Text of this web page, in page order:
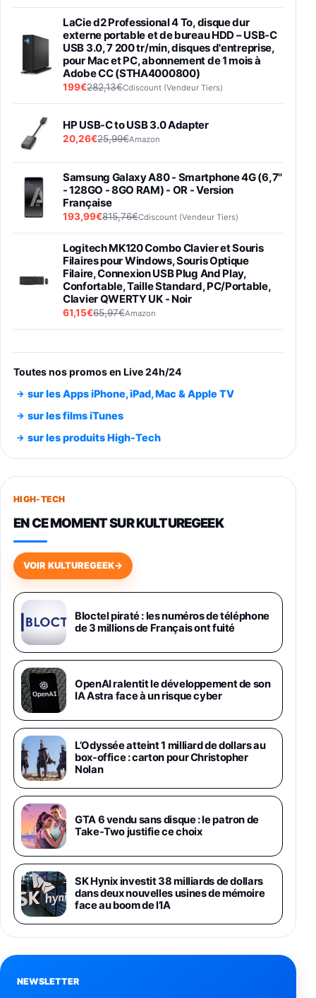
LaCie d2 Professional 4 To, disque dur
externe portable et de bureau HDD – USB-C
USB 3.0, 7 200 tr/min, disques d'entreprise,
pour Mac et PC, abonnement de 1 mois à
Adobe CC (STHA4000800)
199€282,13€Cdiscount (Vendeur Tiers)
HP USB-C to USB 3.0 Adapter
20,26€25,99€Amazon
Samsung Galaxy A80 - Smartphone 4G (6,7''
- 128GO - 8GO RAM) - OR - Version
Française
193,99€815,76€Cdiscount (Vendeur Tiers)
Logitech MK120 Combo Clavier et Souris
Filaires pour Windows, Souris Optique
Filaire, Connexion USB Plug And Play,
Confortable, Taille Standard, PC/Portable,
Clavier QWERTY UK - Noir
61,15€65,97€Amazon
entraénement direct 3 vitesses (33-45-78
trs/min) avec pre-ampli intégré et port USB
Smartphone SAMSUNG Galaxy S26 Ultra
891,99€1199€Fnac (Vendeur Tiers)
Smartphone SAMSUNG Galaxy S26+ Violet
749,99€
648,63€834,71€
Samsung Galaxy Miracle Ultra, Smartphone
Android 5G avec Galaxy AI, 512 Go,
Chargeur Secteur Rapide 25W Inclus,
Smartphone déverrouillé, Noir, Version FR
1019€
Galaxy S26 Ultra 512 Go Bleu
1019€1399€Fnac (Vendeur Tiers)
Galaxy S26 Ultra 256 Go Violet
892€1199€Fnac (Vendeur Tiers)
Philips SHK2000BL - Casque Enfant - Bleu &
Répartiteur Audio 5 Casques, Blanc
24,94€ 29,96€Fnac (Vendeur Tiers)
Asus RT-AC59U Routeur sans Fil Double
Bande Gigabit (Serveur et Client VPN, Triple
Vlan, Mode Point d'accès et Bridge, contrôle
Parental, Qos)
39,72€ 50,42€Amazon
Panasonic KX-TG6822 Téléphones Sans fil
Toutes nos promos en Live 24h/24
sur les Apps iPhone, iPad, Mac & Apple TV
sur les films iTunes
sur les produits High-Tech
HIGH-TECH
EN CE MOMENT SUR KULTUREGEEK
VOIR KULTUREGEEK→
Bloctel piraté : les numéros de téléphone
de 3 millions de Français ont fuité
OpenAI ralentit le développement de son
IA Astra face à un risque cyber
L’Odyssée atteint 1 milliard de dollars au
box-office : carton pour Christopher
Nolan
GTA 6 vendu sans disque : le patron de
Take-Two justifie ce choix
SK Hynix investit 38 milliards de dollars
dans deux nouvelles usines de mémoire
face au boom de l’IA
NEWSLETTER